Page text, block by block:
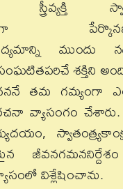
స్త్రీవ్యక్తి
ముందు
శక్తిని
తమ గమ్యంగా
వ్యాసంగం చేశారు.
విశ్లేషించాను.